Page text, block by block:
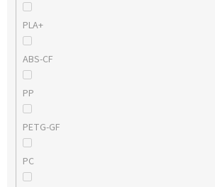
PLA+
ABS-CF
PP
PETG-GF
PC